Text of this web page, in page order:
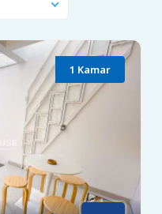
1 Kamar